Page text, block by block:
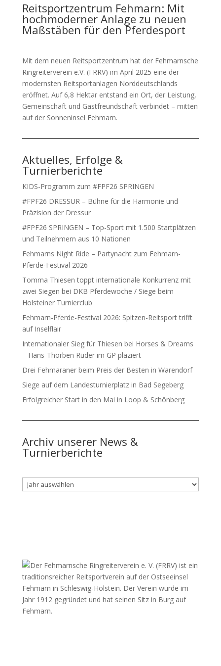
Reitsportzentrum Fehmarn: Mit
hochmoderner Anlage zu neuen
Maßstäben für den Pferdesport
Mit dem neuen Reitsportzentrum hat der Fehmarnsche
Ringreiterverein e.V. (FRRV) im April 2025 eine der
modernsten Reitsportanlagen Norddeutschlands
eröffnet. Auf 6,8 Hektar entstand ein Ort, der Leistung,
Gemeinschaft und Gastfreundschaft verbindet – mitten
auf der Sonneninsel Fehmarn.
Aktuelles, Erfolge &
Turnierberichte
KIDS-Programm zum #FPF26 SPRINGEN
#FPF26 DRESSUR – Bühne für die Harmonie und
Präzision der Dressur
#FPF26 SPRINGEN – Top-Sport mit 1.500 Startplätzen
und Teilnehmern aus 10 Nationen
Fehmarns Night Ride – Partynacht zum Fehmarn-
Pferde-Festival 2026
Tomma Thiesen toppt internationale Konkurrenz mit
zwei Siegen bei DKB Pferdewoche / Siege beim
Holsteiner Turnierclub
Fehmarn-Pferde-Festival 2026: Spitzen-Reitsport trifft
auf Inselflair
Internationaler Sieg für Thiesen bei Horses & Dreams
– Hans-Thorben Rüder im GP plaziert
Drei Fehmaraner beim Preis der Besten in Warendorf
Siege auf dem Landesturnierplatz in Bad Segeberg
Erfolgreicher Start in den Mai in Loop & Schönberg
Archiv unserer News &
Turnierberichte
Archiv